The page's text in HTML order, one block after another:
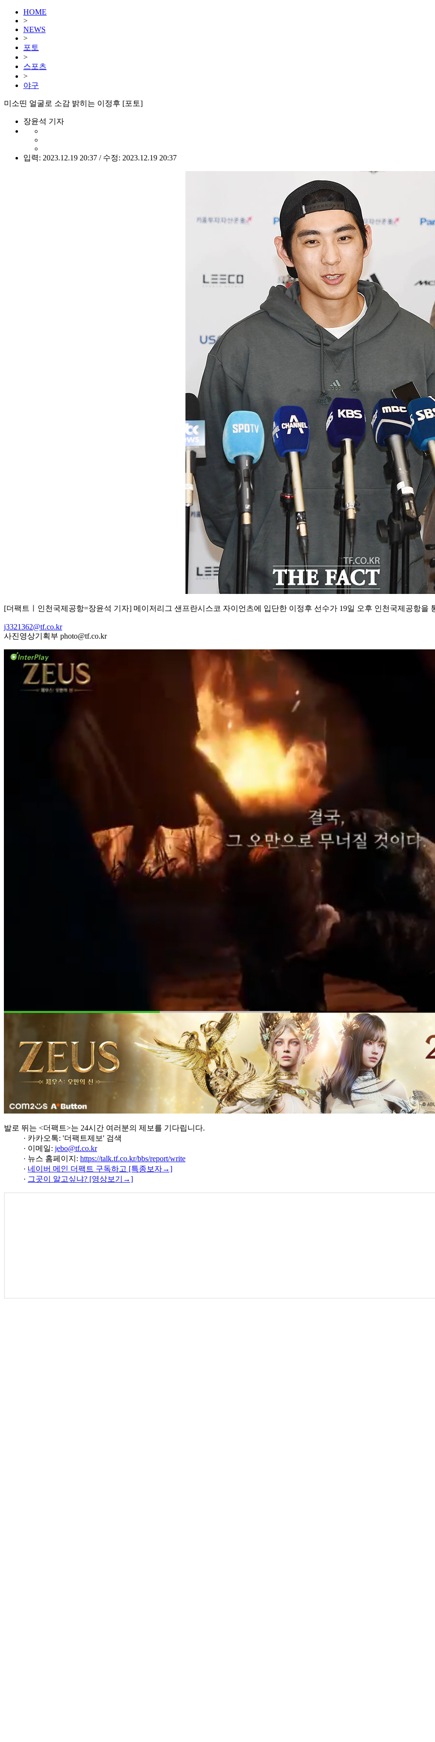
HOME
>
NEWS
>
포토
>
스포츠
>
야구
미소띤 얼굴로 소감 밝히는 이정후 [포토]
장윤석 기자
입력: 2023.12.19 20:37 / 수정: 2023.12.19 20:37
[더팩트ㅣ인천국제공항=장윤석 기자] 메이저리그 샌프란시스코 자이언츠에 입단한 이정후 선수가 19일 오후 인천국제공항을
j3321362@tf.co.kr
사진영상기획부 photo@tf.co.kr
발로 뛰는 <더팩트>는 24시간 여러분의 제보를 기다립니다.
· 카카오톡: '더팩트제보' 검색
· 이메일: jebo@tf.co.kr
· 뉴스 홈페이지: https://talk.tf.co.kr/bbs/report/write
· 네이버 메인 더팩트 구독하고 [특종보자→]
· 그곳이 알고싶냐? [영상보기→]